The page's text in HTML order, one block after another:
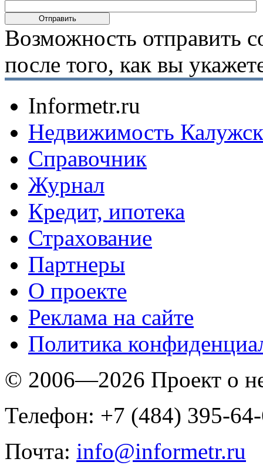
Возможность отправить
после того, как вы
Informetr.ru
Недвижимость
Справочник
Журнал
Кредит, ипотека
Страхование
Партнеры
O проекте
Реклама на сайте
Политика
© 2006—2026 Проект о
Телефон: +7 (484) 395-
Почта: info@informetr.ru